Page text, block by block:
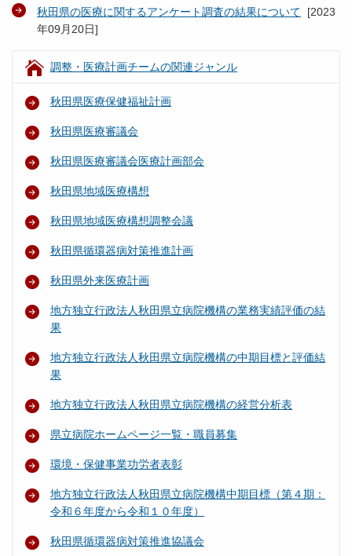
秋田県の医療に関するアンケート調査の結果について [2023
年09月20日]
調整・医療計画チームの関連ジャンル
秋田県医療保健福祉計画
秋田県医療審議会
秋田県医療審議会医療計画部会
秋田県地域医療構想
秋田県地域医療構想調整会議
秋田県循環器病対策推進計画
秋田県外来医療計画
地方独立行政法人秋田県立病院機構の業務実績評価の結
果
地方独立行政法人秋田県立病院機構の中期目標と評価結
果
地方独立行政法人秋田県立病院機構の経営分析表
県立病院ホームページ一覧・職員募集
環境・保健事業功労者表彰
地方独立行政法人秋田県立病院機構中期目標（第４期：
令和６年度から令和１０年度）
秋田県循環器病対策推進協議会